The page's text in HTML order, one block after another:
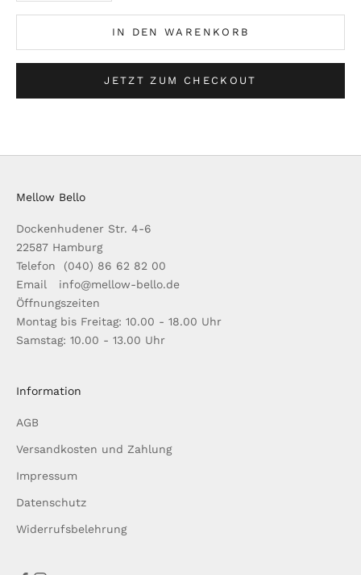
IN DEN WARENKORB
JETZT ZUM CHECKOUT
Mellow Bello
Dockenhudener Str. 4-6
22587 Hamburg
Telefon (040) 86 62 82 00
Email info@mellow-bello.de
Öffnungszeiten
Montag bis Freitag: 10.00 - 18.00 Uhr
Samstag: 10.00 - 13.00 Uhr
Information
AGB
Versandkosten und Zahlung
Impressum
Datenschutz
Widerrufsbelehrung